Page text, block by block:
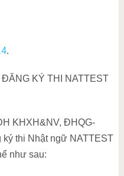
.
KÝ THI NATTEST
KHXH&NV, ĐHQG-
ký thi Nhật ngữ NATTEST
như sau: